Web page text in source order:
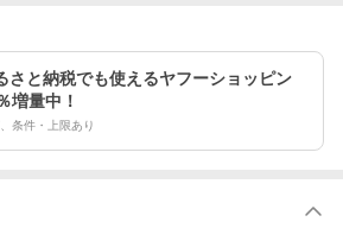
さと納税でも使えるヤフーショッピン
増量中！
条件・上限あり